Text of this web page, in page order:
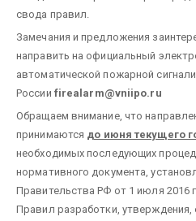
свода правил.
Замечания и предложения
направить на официальный
автоматической пожарной
России firealarm@vniipo.ru
Обращаем внимание, что
принимаются до июня текущего
необходимых последующих
нормативного документа,
Правительства РФ от 1 июля 2016
Правил разработки, утверждения,